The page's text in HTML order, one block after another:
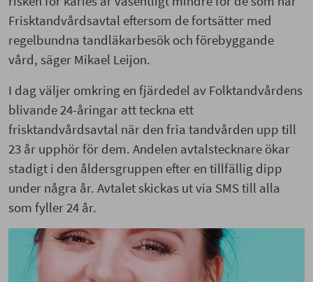
Frisktandvårdsavtal eftersom de fortsätter med
regelbundna tandläkarbesök och förebyggande
vård, säger Mikael Leijon.
I dag väljer omkring en fjärdedel av Folktandvårdens
blivande 24-åringar att teckna ett
frisktandvårdsavtal när den fria tandvården upp till
23 år upphör för dem. Andelen avtalstecknare ökar
stadigt i den åldersgruppen efter en tillfällig dipp
under några år. Avtalet skickas ut via SMS till alla
som fyller 24 år.